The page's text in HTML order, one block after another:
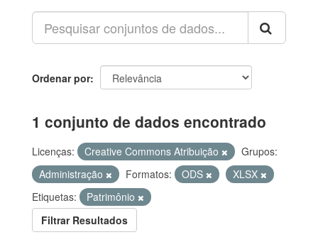
Ordenar por
1 conjunto de dados encontrado
Licenças: Creative Commons Atribuição
Grupos:
Administração
Formatos: ODS
XLSX
Etiquetas:
Patrimônio
Filtrar Resultados